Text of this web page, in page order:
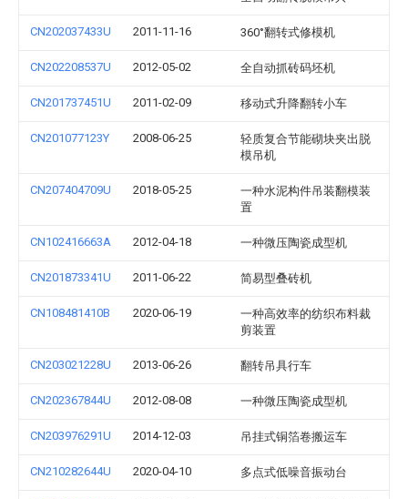
CN202037433U 2011-11-16 360°翻转式修模机
CN202208537U 2012-05-02 全自动抓砖码坯机
CN201737451U 2011-02-09 移动式升降翻转小车
CN201077123Y 2008-06-25
轻质复合节能砌块夹出脱
模吊机
CN207404709U 2018-05-25
一种水泥构件吊装翻模装
置
CN102416663A 2012-04-18 一种微压陶瓷成型机
CN201873341U 2011-06-22 简易型叠砖机
CN108481410B 2020-06-19
一种高效率的纺织布料裁
剪装置
CN203021228U 2013-06-26 翻转吊具行车
CN202367844U 2012-08-08 一种微压陶瓷成型机
CN203976291U 2014-12-03 吊挂式铜箔卷搬运车
CN210282644U 2020-04-10 多点式低噪音振动台